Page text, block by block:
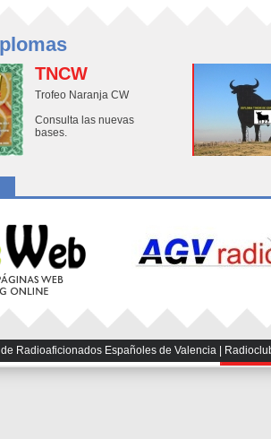
TNCW
Trofeo Naranja CW
Consulta las nuevas
bases.
Radioaficionados Españoles de Valencia |